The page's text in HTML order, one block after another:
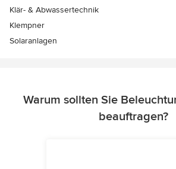
Klär- & Abwassertechnik
Klempner
Solaranlagen
Warum sollten Sie
beauftragen?